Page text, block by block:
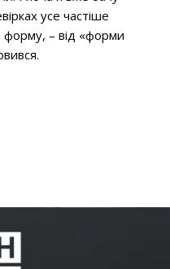
усе частіше
форму, – від «форми